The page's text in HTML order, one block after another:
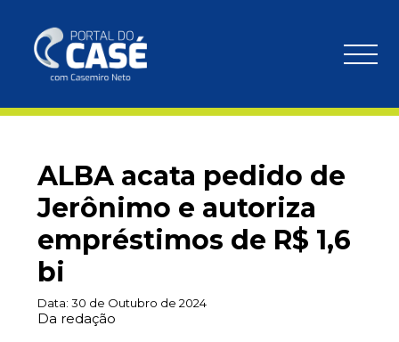
ALBA acata pedido de
Jerônimo e autoriza
empréstimos de R$ 1,6
bi
Data: 30 de Outubro de 2024
Da redação